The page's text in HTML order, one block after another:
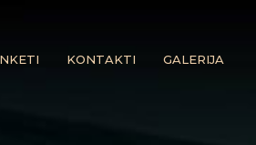
KONTAKTI GALERIJA